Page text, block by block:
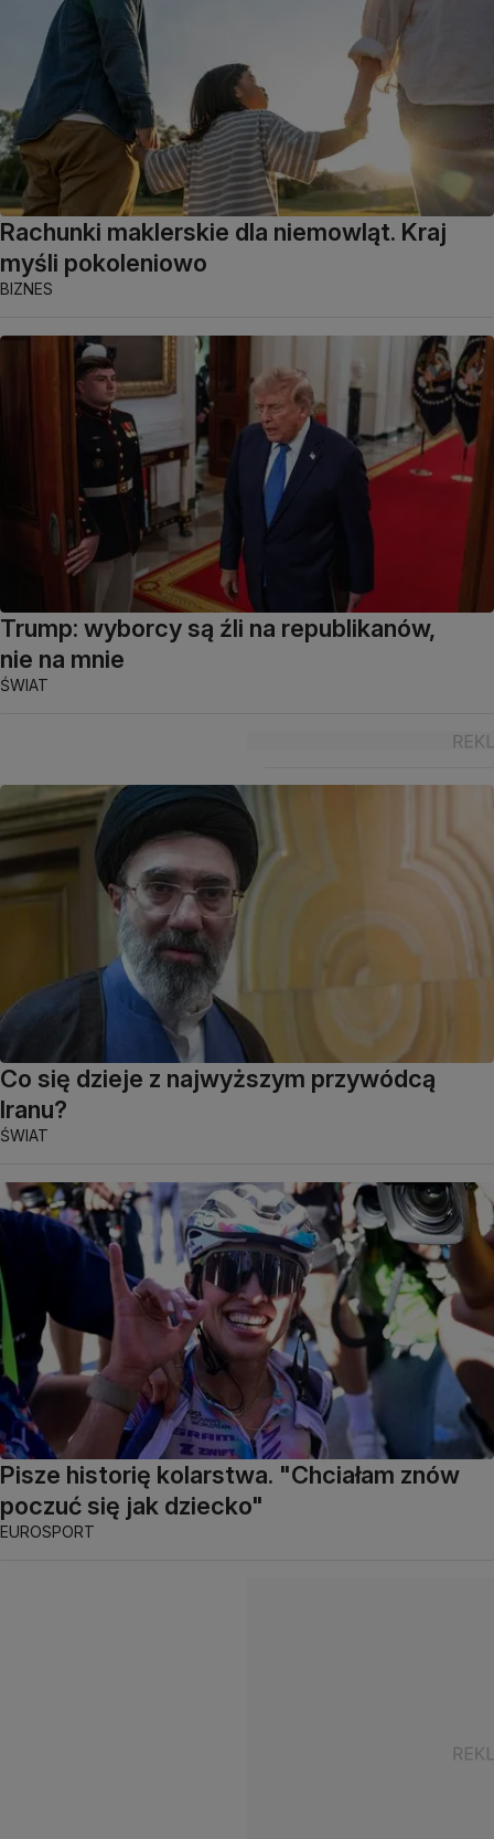
Rachunki maklerskie dla niemowląt. Kraj
myśli pokoleniowo
BIZNES
Trump: wyborcy są źli na republikanów,
nie na mnie
ŚWIAT
Co się dzieje z najwyższym przywódcą
Iranu?
ŚWIAT
Pisze historię kolarstwa. "Chciałam znów
poczuć się jak dziecko"
EUROSPORT